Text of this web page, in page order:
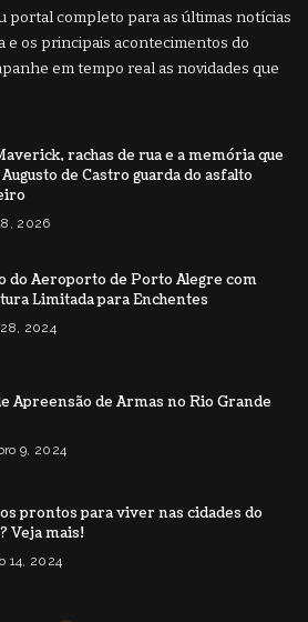
portal completo para as últimas notícias
e os principais acontecimentos do
em tempo real as novidades que
rachas de rua e a memória que
de Castro guarda do asfalto
2026
do Aeroporto de Porto Alegre com
Limitada para Enchentes
2024
Apreensão de Armas no Rio Grande
9, 2024
prontos para viver nas cidades do
Veja mais!
14, 2024